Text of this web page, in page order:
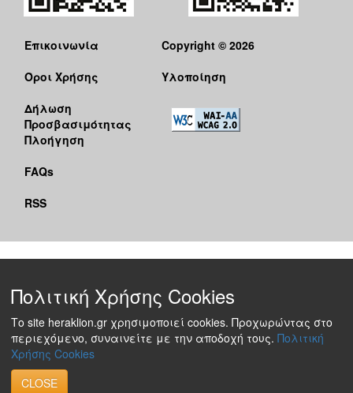
Επικοινωνία
Όροι Χρήσης
Δήλωση
Προσβασιμότητας
Πλοήγηση
FAQs
RSS
Copyright © 2026
Υλοποίηση
Πολιτική Χρήσης Cookies
Το site heraklion.gr χρησιμοποιεί cookies. Προχωρώντας στο
περιεχόμενο, συναινείτε με την αποδοχή τους. Πολιτική
Χρήσης Cookies
CLOSE